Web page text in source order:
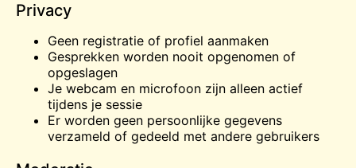
Privacy
Geen registratie of profiel aanmaken
Gesprekken worden nooit opgenomen of
opgeslagen
Je webcam en microfoon zijn alleen actief
tijdens je sessie
Er worden geen persoonlijke gegevens
verzameld of gedeeld met andere gebruikers